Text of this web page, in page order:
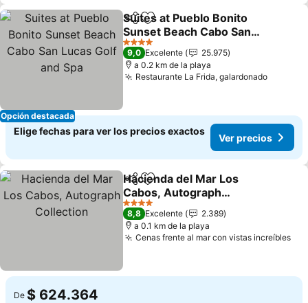
Opción destacada
CompartirAgregar a favoritos
Suites at Pueblo Bonito
Sunset Beach Cabo San
Lucas Golf and Spa
4 Estrellas
9,0 Excelente
25.975
a 0.2 km de la playa
Restaurante La Frida, galardonado
Elige fechas para ver los precios exactos
Ver precios
CompartirAgregar a favoritos
Hacienda del Mar Los
Cabos, Autograph
Collection
4 Estrellas
8,8 Excelente
2.389
a 0.1 km de la playa
Cenas frente al mar con vistas increíbles
De $ 624.364